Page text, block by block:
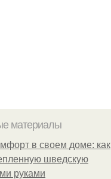
материалы
в своем доме: как
шведскую
руками